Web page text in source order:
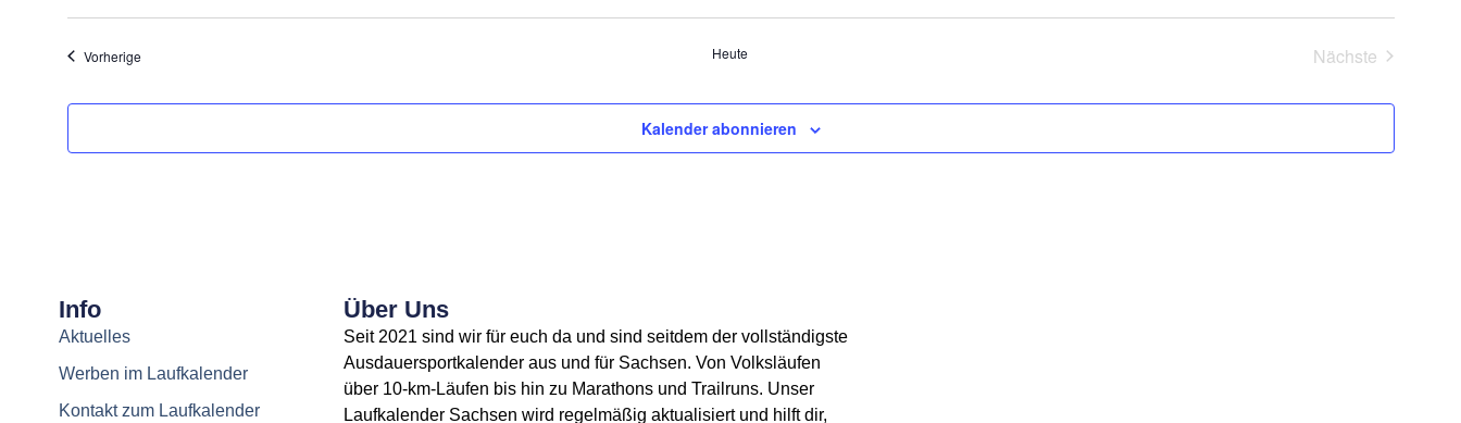
wählen.
VorherigeVeranstaltungen Heute Nächste
Kalender abonnieren
Info
Aktuelles
Werben im Laufkalender
Kontakt zum Laufkalender
Über Uns
Seit 2021 sind wir für euch da und sind seitdem der vollständigste
Ausdauersportkalender aus und für Sachsen. Von Volksläufen
über 10-km-Läufen bis hin zu Marathons und Trailruns. Unser
Laufkalender Sachsen wird regelmäßig aktualisiert und hilft dir,